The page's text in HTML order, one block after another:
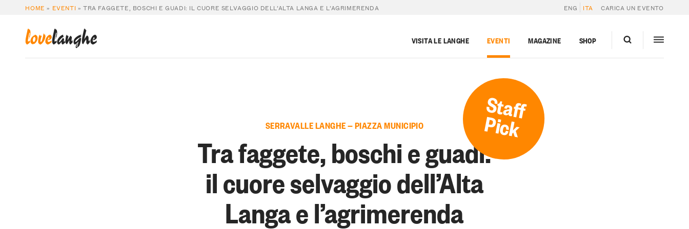
HOME » EVENTI »TRA FAGGETE, BOSCHI E GUADI: IL CUORE SELVAGGIO DELL’ALTA LANGA E L’AGRIMERENDA ENG ITA CARICA UN EVENTO
lovelanghe VISITA LE LANGHE EVENTI MAGAZINE SHOP
Staff
Pick
SERRAVALLE LANGHE — PIAZZA MUNICIPIO
Tra faggete, boschi e guadi:
il cuore selvaggio dell’Alta
Langa e l’agrimerenda